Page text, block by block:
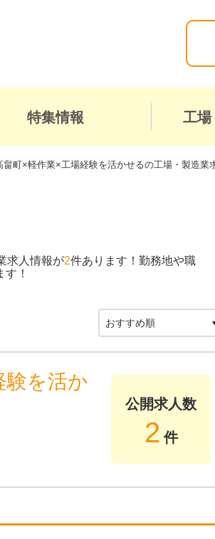
特集情報 工場
畠町×軽作業×工場経験を活かせるの工場・製造業
求人情報が2件あります！勤務地や職
！
験を活か
公開求人数
2 件